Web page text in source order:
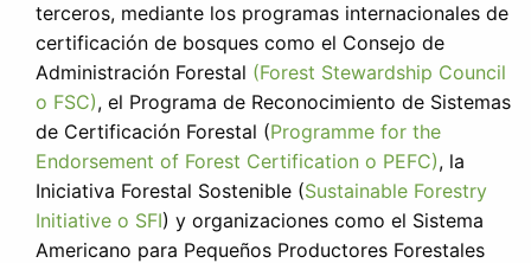
terceros, mediante los programas internacionales de
certificación de bosques como el Consejo de
Administración Forestal (Forest Stewardship Council
o FSC), el Programa de Reconocimiento de Sistemas
de Certificación Forestal (Programme for the
Endorsement of Forest Certification o PEFC), la
Iniciativa Forestal Sostenible (Sustainable Forestry
Initiative o SFI) y organizaciones como el Sistema
Americano para Pequeños Productores Forestales